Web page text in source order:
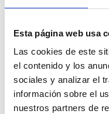
Esta página web usa
Las cookies de este
el contenido y los
sociales y analizar el
información sobre el
nuestros partners de
QUÈ HEM
Avís de circulació